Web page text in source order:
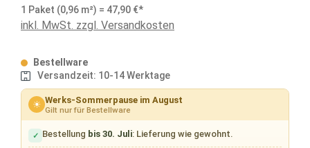
1 Paket (0,96 m²) = 47,90 €*
inkl. MwSt. zzgl. Versandkosten
Bestellware
Versandzeit: 10-14 Werktage
☀ Werks-Sommerpause im August
Gilt nur für Bestellware
✓ Bestellung bis 30. Juli: Lieferung wie gewohnt.